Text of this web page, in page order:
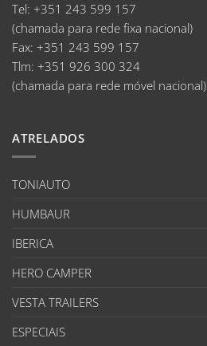
Tel: +351 243 599 157
(chamada para rede fixa nacional)
Fax: +351 243 599 157
Tlm: +351 926 300 324
(chamada para rede móvel nacional)
ATRELADOS
TONIAUTO
HUMBAUR
IBERICA
HERO CAMPER
VESTA TRAILERS
ESPECIAIS